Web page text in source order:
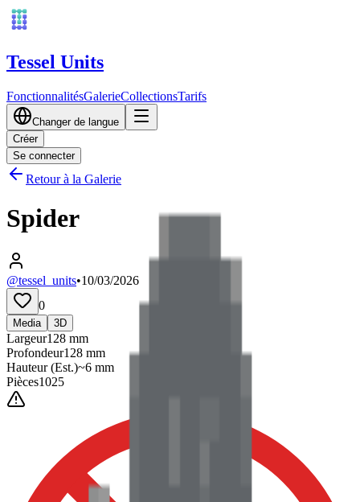
Tessel Units
FonctionnalitésGalerieCollectionsTarifs
Changer de langue
Créer
Se connecter
Retour à la Galerie
Spider
@tessel_units•10/03/2026
0
Media 3D
Largeur128 mm
Profondeur128 mm
Hauteur(Est.)~6 mm
Pièces1025